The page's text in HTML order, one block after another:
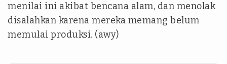
menilai ini akibat bencana alam, dan menolak
disalahkan karena mereka memang belum
memulai produksi. (awy)